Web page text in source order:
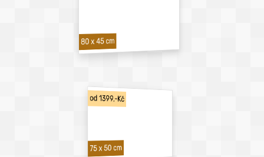
80 x 45 cm
od 1399,-Kč
75 x 50 cm